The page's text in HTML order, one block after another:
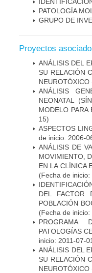
PATOLOGÍA
GRUPO DE
Proyectos
ANÁLISIS DEL
SU RELACIÓN
NEUROTÓXICO
ANÁLISIS
NEONATAL
MODELO PARA
15)
ASPECTOS
de inicio: 2006-
ANÁLISIS DE
MOVIMIENTO,
EN LA CLÍNICA
(Fecha de
DEL FACTOR
POBLACIÓN
(Fecha de
PROGRAMA
PATOLOGÍAS
inicio: 2011-07-
ANÁLISIS DEL
SU RELACIÓN
NEUROTÓXICO